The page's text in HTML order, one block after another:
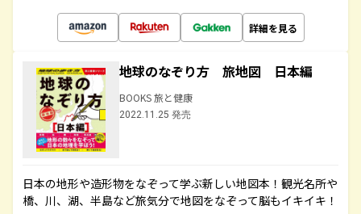
詳細を見る
地球のなぞり方 旅地図 日本編
BOOKS 旅と健康
2022.11.25 発売
日本の地形や造形物をなぞって学ぶ新しい地図本！観光名所や
橋、川、湖、半島など旅気分で地図をなぞって脳もイキイキ！